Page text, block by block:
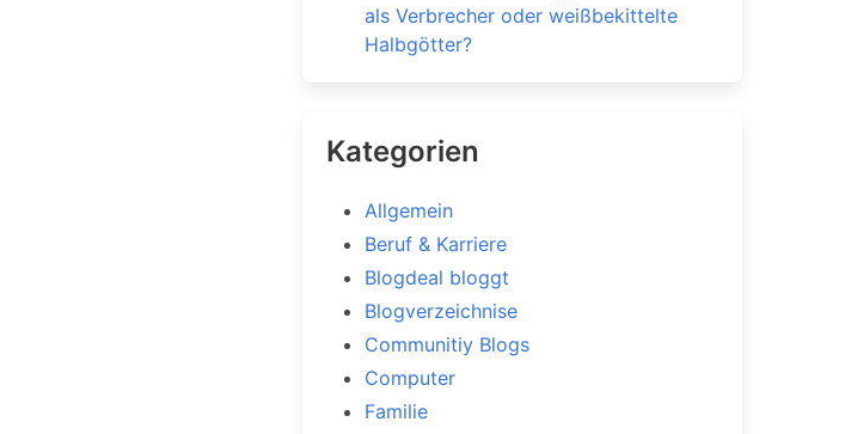
als Verbrecher oder weißbekittelte
Halbgötter?
Kategorien
Allgemein
Beruf & Karriere
Blogdeal bloggt
Blogverzeichnise
Communitiy Blogs
Computer
Familie